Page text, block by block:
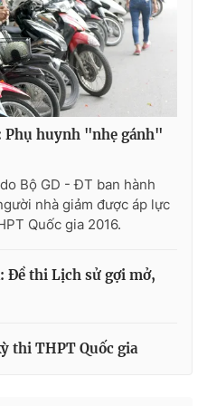
Việt Nam
điện tử số 483/GP-BTTTT
Hạnh, Phạm Quốc Thắng,
Phụ huynh "nhẹ gánh"
Bộ GD - ĐT ban hành
nhà giảm được áp lực
Quốc gia 2016.
Đề thi Lịch sử gợi mở,
thi THPT Quốc gia